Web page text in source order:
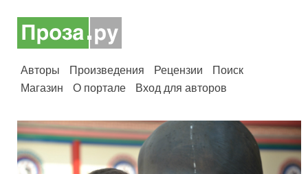
Авторы Произведения Рецензии
Поиск
Магазин
О портале Вход для авторов